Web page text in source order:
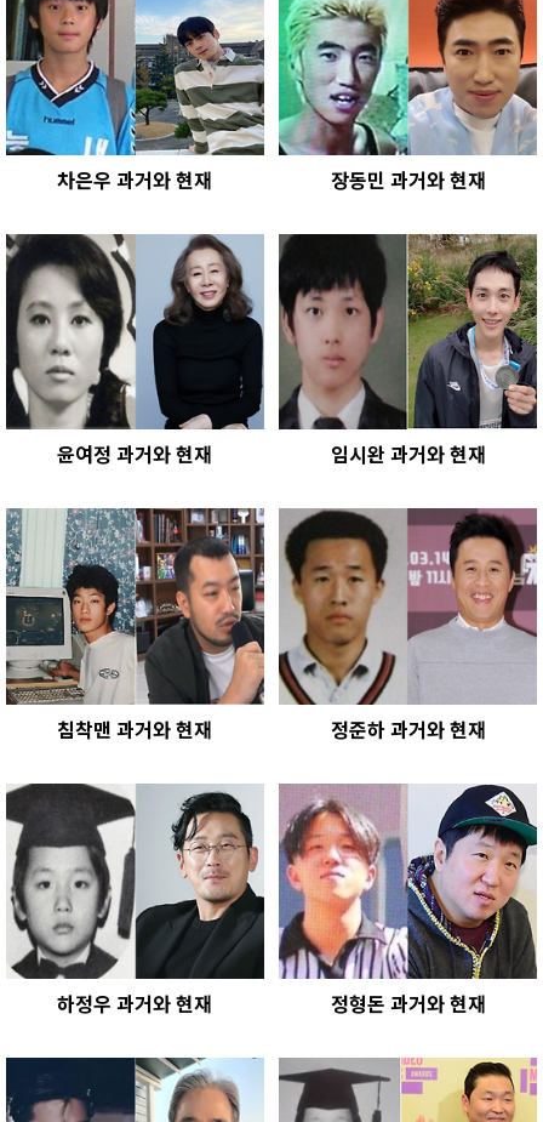
차은우 과거와 현재 장동민 과거와 현재
윤여정 과거와 현재 임시완 과거와 현재
침착맨 과거와 현재 정준하 과거와 현재
하정우 과거와 현재 정형돈 과거와 현재